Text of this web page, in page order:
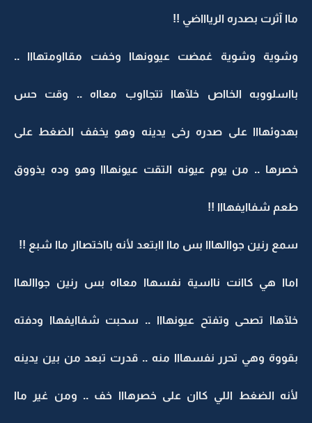
ماا آثرت بصدره الرياااضي !!
وشوية وشوية غمضت عيوونهاا وخفت مقااومتهااا ..
بااسلووبه الخااص خلآهاا تتجااوب معااه .. وقت حس
بهدوئهااا على صدره رخى يدينه وهو يخفف الضغط على
خصرها .. من يوم عيونه التقت عيونهااا وهو وده يذووق
طعم شفاايفهااا !!
سمع رنين جواالهااا بس ماا اابتعد لأنه بااختصاار ماا شبع !!
اماا هي كاانت نااسية نفسهاا معااه بس رنين جواالهاا
خلآهاا تصحى وتفتح عيونهااا .. سحبت شفاايفهاا ودفته
بقووة وهي تحرر نفسهااا منه .. قدرت تبعد من بين يدينه
لأنه الضغط اللي كاان على خصرهااا خف .. ومن غير ماا